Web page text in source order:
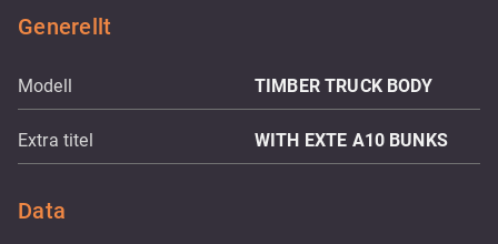
Generellt
Modell TIMBER TRUCK BODY
Extra titel WITH EXTE A10 BUNKS
Data